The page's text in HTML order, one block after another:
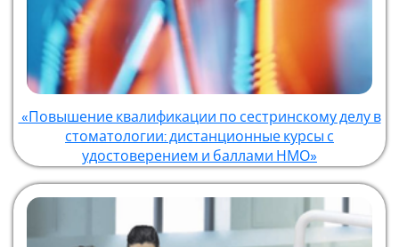
«Повышение квалификации по сестринскому делу в
стоматологии: дистанционные курсы с
удостоверением и баллами НМО»